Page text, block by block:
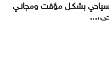
بشكـل مؤقت ومجانـي